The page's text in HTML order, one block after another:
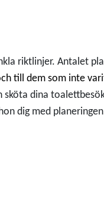
riktlinjer. Antalet
till dem som inte
sköta dina
dig med